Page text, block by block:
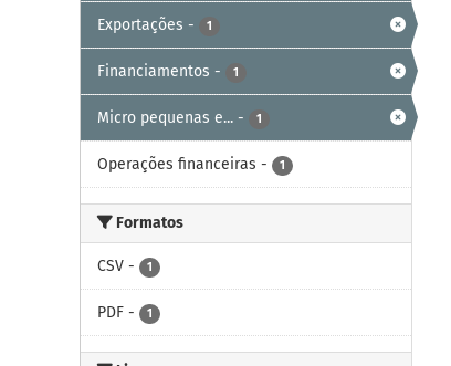
Exportações - 1
Financiamentos - 1
Micro pequenas e... - 1
Operações financeiras - 1
Formatos
CSV - 1
PDF - 1